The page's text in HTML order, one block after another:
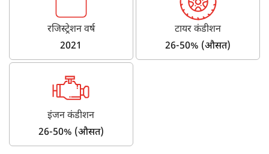
रजिस्ट्रेशन वर्ष
2021
टायर कंडीशन
26-50% (औसत)
इंजन कंडीशन
26-50% (औसत)